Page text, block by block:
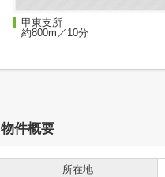
甲東支所
約800m／10分
物件概要
所在地